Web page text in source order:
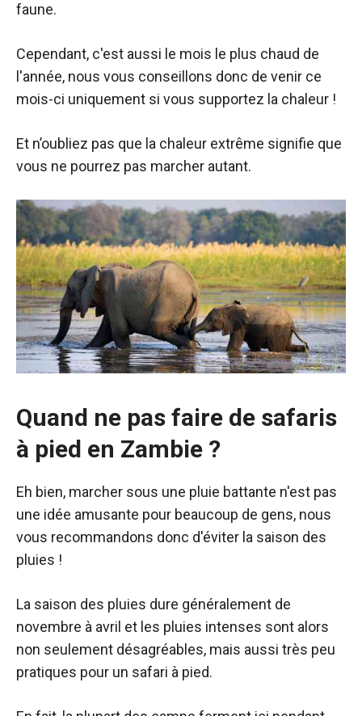
faune.
Cependant, c'est aussi le mois le plus chaud de
l'année, nous vous conseillons donc de venir ce
mois-ci uniquement si vous supportez la chaleur !
Et n’oubliez pas que la chaleur extrême signifie que
vous ne pourrez pas marcher autant.
Quand ne pas faire de safaris
à pied en Zambie ?
Eh bien, marcher sous une pluie battante n'est pas
une idée amusante pour beaucoup de gens, nous
vous recommandons donc d'éviter la saison des
pluies !
La saison des pluies dure généralement de
novembre à avril et les pluies intenses sont alors
non seulement désagréables, mais aussi très peu
pratiques pour un safari à pied.